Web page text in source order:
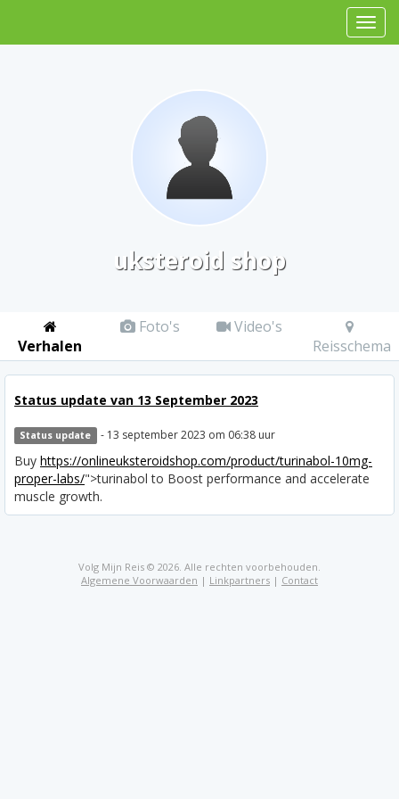
uksteroid shop
Verhalen
Foto's
Video's
Reisschema
Status update van 13 September 2023
Status update - 13 september 2023 om 06:38 uur
Buy https://onlineuksteroidshop.com/product/turinabol-10mg-
proper-labs/">turinabol to Boost performance and accelerate
muscle growth.
Volg Mijn Reis © 2026. Alle rechten voorbehouden.
Algemene Voorwaarden | Linkpartners | Contact